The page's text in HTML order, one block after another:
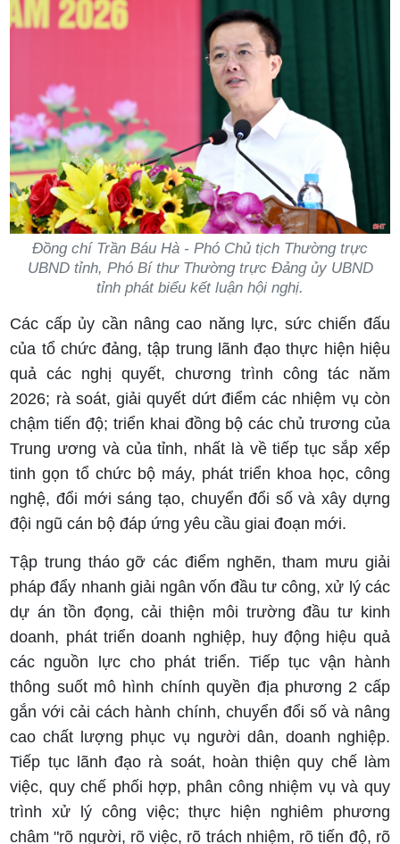
Đồng chí Trần Báu Hà - Phó Chủ tịch Thường trực
UBND tỉnh, Phó Bí thư Thường trực Đảng ủy UBND
tỉnh phát biểu kết luận hội nghị.
Các cấp ủy cần nâng cao năng lực, sức chiến đấu
của tổ chức đảng, tập trung lãnh đạo thực hiện hiệu
quả các nghị quyết, chương trình công tác năm
2026; rà soát, giải quyết dứt điểm các nhiệm vụ còn
chậm tiến độ; triển khai đồng bộ các chủ trương của
Trung ương và của tỉnh, nhất là về tiếp tục sắp xếp
tinh gọn tổ chức bộ máy, phát triển khoa học, công
nghệ, đổi mới sáng tạo, chuyển đổi số và xây dựng
đội ngũ cán bộ đáp ứng yêu cầu giai đoạn mới.
Tập trung tháo gỡ các điểm nghẽn, tham mưu giải
pháp đẩy nhanh giải ngân vốn đầu tư công, xử lý các
dự án tồn đọng, cải thiện môi trường đầu tư kinh
doanh, phát triển doanh nghiệp, huy động hiệu quả
các nguồn lực cho phát triển. Tiếp tục vận hành
thông suốt mô hình chính quyền địa phương 2 cấp
gắn với cải cách hành chính, chuyển đổi số và nâng
cao chất lượng phục vụ người dân, doanh nghiệp.
Tiếp tục lãnh đạo rà soát, hoàn thiện quy chế làm
việc, quy chế phối hợp, phân công nhiệm vụ và quy
trình xử lý công việc; thực hiện nghiêm phương
châm "rõ người, rõ việc, rõ trách nhiệm, rõ tiến độ, rõ